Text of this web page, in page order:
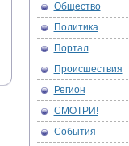
Общество
Политика
Портал
Происшествия
Регион
СМОТРИ!
События